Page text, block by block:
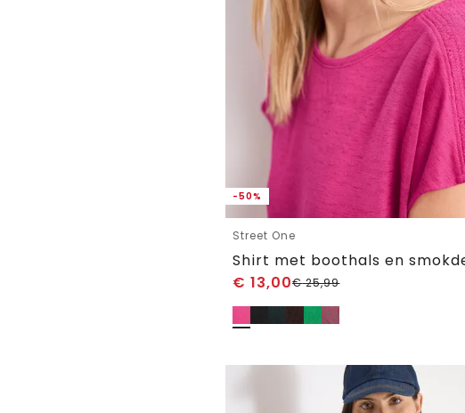
-50%
Street One
Shirt met boothals en
€ 13,00€25,99